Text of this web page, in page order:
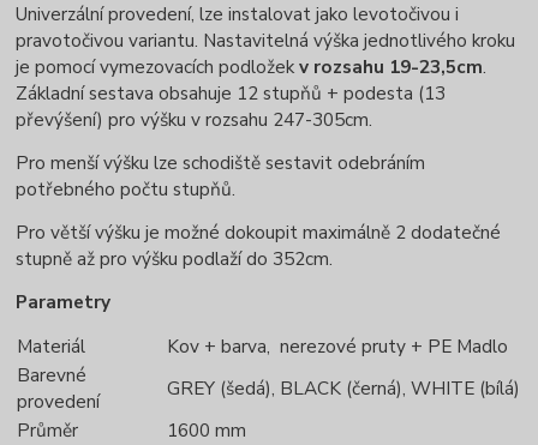
Univerzální provedení, lze instalovat jako levotočivou i
pravotočivou variantu. Nastavitelná výška jednotlivého kroku
je pomocí vymezovacích podložekv rozsahu 19-23,5cm.
Základní sestava obsahuje 12 stupňů + podesta (13
převýšení) pro výšku v rozsahu 247-305cm.
Pro menší výšku lze schodiště sestavit odebráním
potřebného počtu stupňů.
Pro větší výšku je možné dokoupit maximálně 2 dodatečné
stupně až pro výšku podlaží do 352cm.
Parametry
Materiál
Kov + barva, nerezové pruty + PE Madlo
Barevné
provedení
GREY (šedá), BLACK (černá), WHITE (bílá)
Průměr
1600 mm